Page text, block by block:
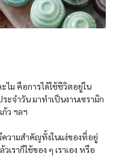
ม คือการได้ใช้ชีวิตอยู่ใน
จำวัน มาทำเป็นงานเซรามิก
ว ฯลฯ
ความสำคัญทั้งในแง่ของที่อยู่
เราก็ใช้ของ ๆ เราเอง หรือ